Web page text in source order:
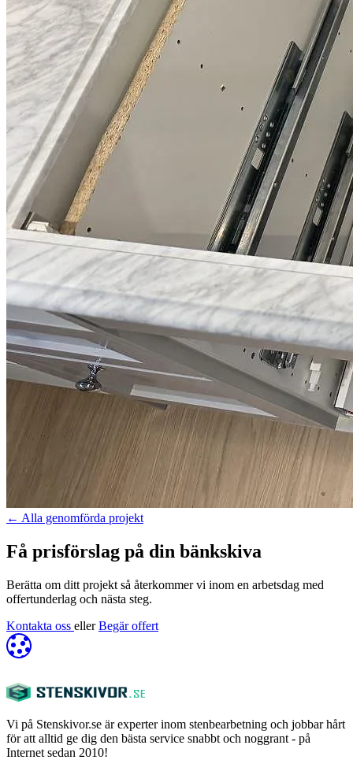
← Alla genomförda projekt
Få prisförslag på din bänkskiva
Berätta om ditt projekt så återkommer vi inom en arbetsdag med
offertunderlag och nästa steg.
Kontakta oss eller Begär offert
Vi på Stenskivor.se är experter inom stenbearbetning och jobbar hårt
för att alltid ge dig den bästa service snabbt och noggrant - på
Internet sedan 2010!